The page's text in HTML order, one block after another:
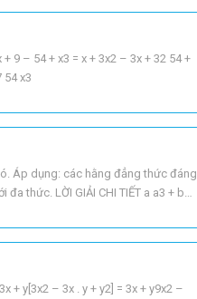
9 – 54 + x3 = x + 3x2 – 3x + 32 54 +
54 x3
Áp dụng: các hằng đẳng thức đáng
thức. LỜI GIẢI CHI TIẾT a a3 + b3
+ y[3x2 – 3x . y + y2] = 3x + y9x2 –